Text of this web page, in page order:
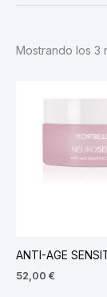
Mostrando los 3
ANTI-AGE
52,00 €